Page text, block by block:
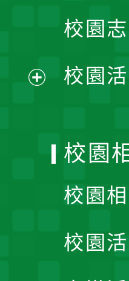
單
校園
校園
校園
校園
校園